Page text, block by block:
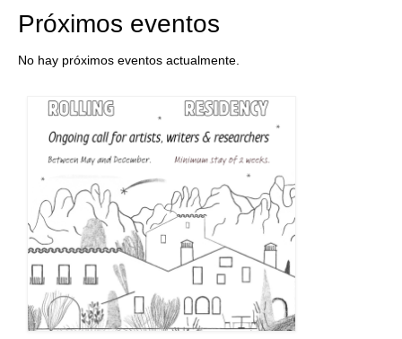
Próximos eventos
No hay próximos eventos actualmente.